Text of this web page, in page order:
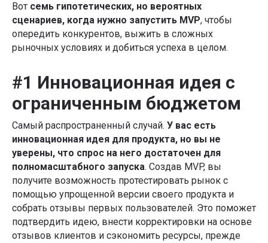
Вот семь гипотетических, но вероятных
сценариев, когда нужно запустить MVP, чтобы
опередить конкурентов, выжить в сложных
рыночных условиях и добиться успеха в целом.
#1 Инновационная идея с
ограниченным бюджетом
Самый распространенный случай. У вас есть
инновационная идея для продукта, но вы не
уверены, что спрос на него достаточен для
полномасштабного запуска. Создав MVP, вы
получите возможность протестировать рынок с
помощью упрощенной версии своего продукта и
собрать отзывы первых пользователей. Это поможет
подтвердить идею, внести корректировки на основе
отзывов клиентов и сэкономить ресурсы, прежде